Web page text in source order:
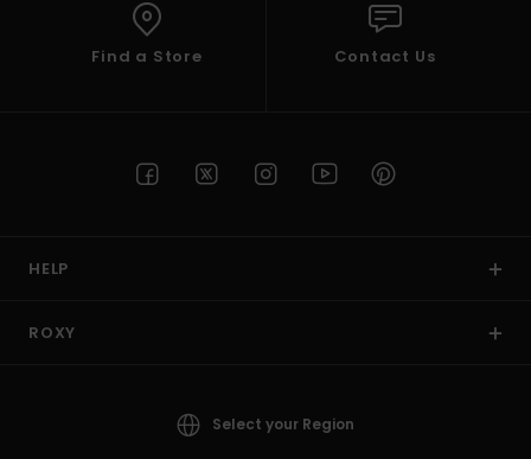
Find a Store Contact Us
HELP
ROXY
Select your Region